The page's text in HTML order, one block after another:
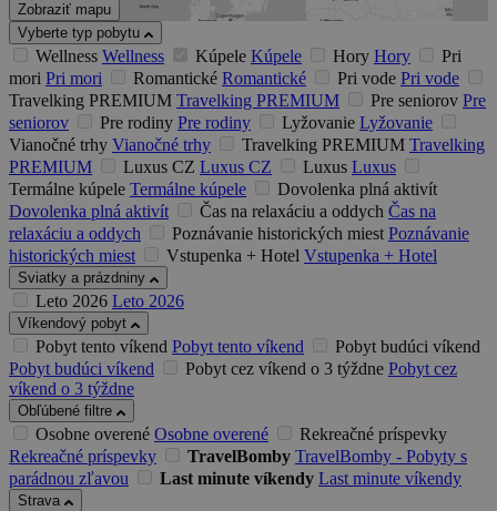
Zobraziť mapu
Vyberte typ pobytu
Wellness Wellness Kúpele Kúpele Hory Hory
Pri
mori Pri mori Romantické Romantické Pri vode Pri vode
Travelking PREMIUM Travelking PREMIUM Pre seniorov Pre
seniorov
Pre rodiny Pre rodiny Lyžovanie Lyžovanie
Vianočné trhy Vianočné trhy Travelking PREMIUM Travelking
PREMIUM
Luxus CZ Luxus CZ Luxus Luxus
Termálne kúpele Termálne kúpele
Dovolenka plná aktivít
Dovolenka plná aktivít
Čas na relaxáciu a oddych Čas na
relaxáciu a oddych
Poznávanie historických miest Poznávanie
historických miest
Vstupenka + Hotel Vstupenka + Hotel
Sviatky a prázdniny
Leto 2026 Leto 2026
Víkendový pobyt
Pobyt tento víkend Pobyt tento víkend
Pobyt budúci víkend
Pobyt budúci víkend
Pobyt cez víkend o 3 týždne Pobyt cez
víkend o 3 týždne
Obľúbené filtre
Osobne overené Osobne overené
Rekreačné príspevky
Rekreačné príspevky
TravelBomby TravelBomby - Pobyty s
parádnou zľavou
Last minute víkendy Last minute víkendy
Strava